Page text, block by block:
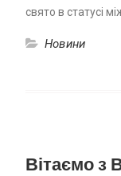
свято в статусі
Новини
Вітаємо з